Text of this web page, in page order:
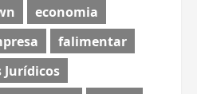
economia
falimentar
Jurídicos